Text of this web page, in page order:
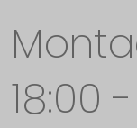
18:00 -